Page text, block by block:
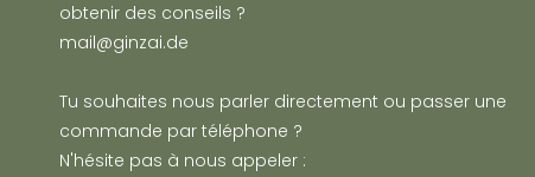
obtenir des conseils ?
mail@ginzai.de
Tu souhaites nous parler directement ou passer une
commande par téléphone ?
N'hésite pas à nous appeler :